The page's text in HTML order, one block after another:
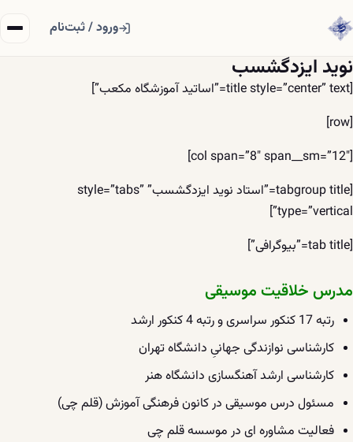
ورود / ثبت‌نام
نوید ایزدگشسب
[title style=”center” text=”اساتید آموزشگاه مکعب”]
[row]
[col span=”8″ span__sm=”12″]
[tabgroup title=”استاد نوید ایزدگشسب” style=”tabs”
type=”vertical”]
[tab title=”بیوگرافی”]
مدرس خلاقیت موسیقی
رتبه 17 کنکور سراسری و رتبه 4 کنکور ارشد
کارشناسی نوازندگی جهانیِ دانشگاه تهران
کارشناسی ارشد آهنگسازی دانشگاه هنر
مسئول درس موسیقی در کانون فرهنگی آموزش (قلم چی)
فعالیت مشاوره ای در موسسه قلم چی